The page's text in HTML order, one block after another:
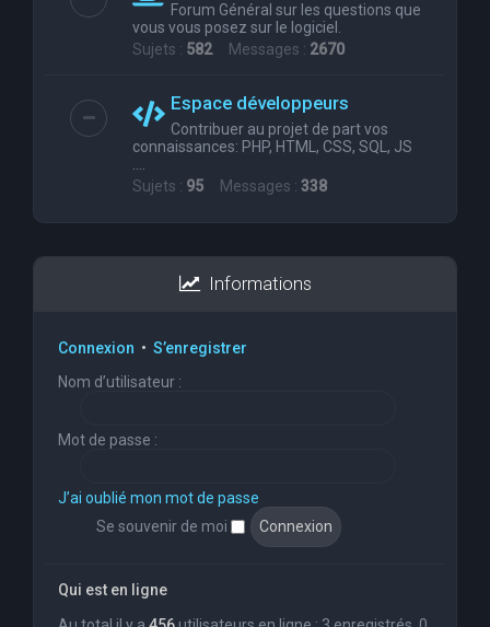
Forum Général sur les questions que
vous vous posez sur le logiciel.
Sujets : 582Messages : 2670
Espace développeurs
Contribuer au projet de part vos
connaissances: PHP, HTML, CSS, SQL, JS
....
Sujets : 95 Messages : 338
Informations
Connexion • S’enregistrer
Nom d’utilisateur :
Mot de passe :
J’ai oublié mon mot de passe
Se souvenir de moi
Qui est en ligne